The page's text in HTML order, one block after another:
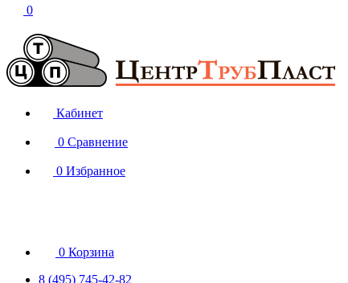
0
Кабинет
0 Сравнение
0 Избранное
0 Корзина
8 (495) 745-42-82